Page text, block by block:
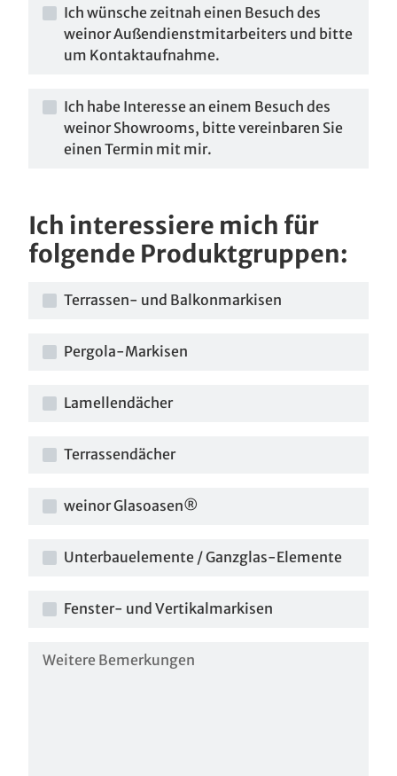
Ich wünsche zeitnah einen Besuch des
weinor Außendienstmitarbeiters und bitte
um Kontaktaufnahme.
Ich habe Interesse an einem Besuch des
weinor Showrooms, bitte vereinbaren Sie
einen Termin mit mir.
Ich interessiere mich für
folgende Produktgruppen:
Terrassen- und Balkonmarkisen
Pergola-Markisen
Lamellendächer
Terrassendächer
weinor Glasoasen®
Unterbauelemente / Ganzglas-Elemente
Fenster- und Vertikalmarkisen